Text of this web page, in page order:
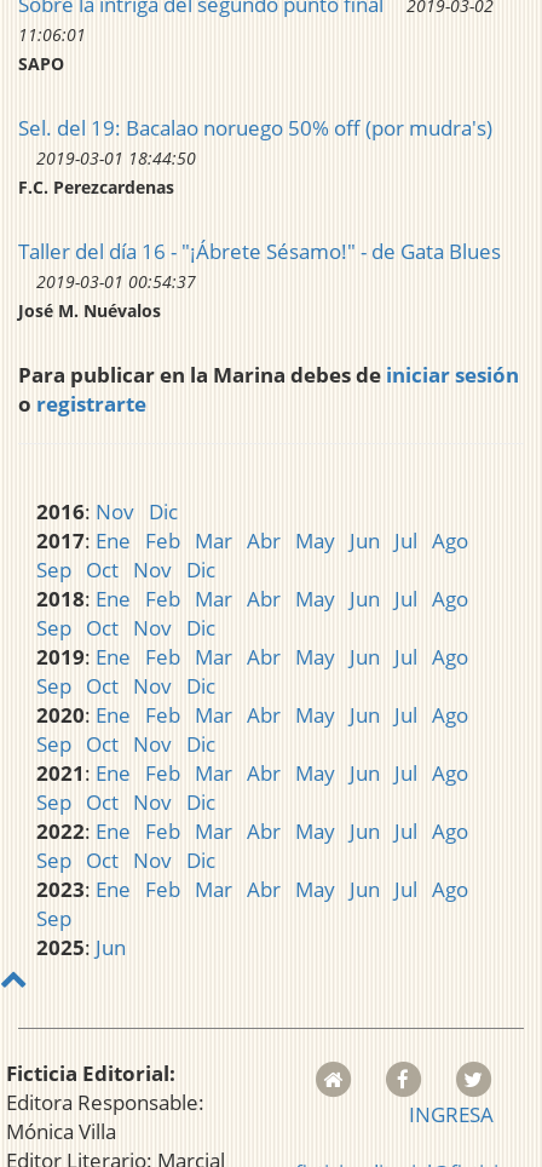
2019-03-02
11:06:01
SAPO
Sel. del 19: Bacalao noruego 50% off (por mudra's)
2019-03-01 18:44:50
F.C. Perezcardenas
Taller del día 16 - "¡Ábrete Sésamo!" - de Gata Blues
2019-03-01 00:54:37
José M. Nuévalos
Para publicar en la Marina debes de iniciar sesión
o registrarte
2016: Nov Dic
2017: Ene Feb Mar Abr May Jun Jul Ago
Sep Oct Nov Dic
2018: Ene Feb Mar Abr May Jun Jul Ago
Sep Oct Nov Dic
2019: Ene Feb Mar Abr May Jun Jul Ago
Sep Oct Nov Dic
2020: Ene Feb Mar Abr May Jun Jul Ago
Sep Oct Nov Dic
2021: Ene Feb Mar Abr May Jun Jul Ago
Sep Oct Nov Dic
2022: Ene Feb Mar Abr May Jun Jul Ago
Sep Oct Nov Dic
2023: Ene Feb Mar Abr May Jun Jul Ago
Sep
2025: Jun
Ficticia Editorial:
Editora Responsable:
Mónica Villa
Editor Literario: Marcial
INGRESA